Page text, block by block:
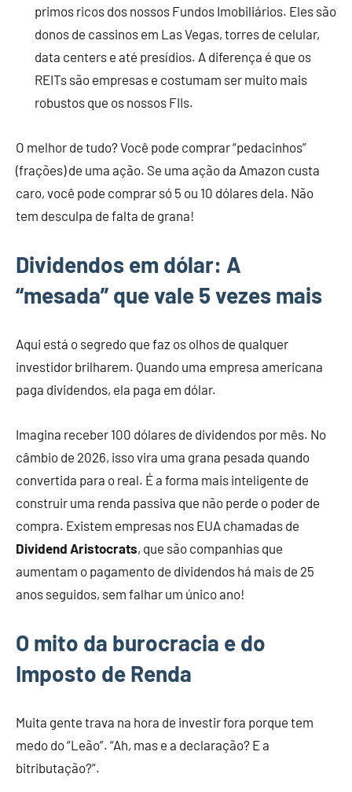
primos ricos dos nossos Fundos Imobiliários. Eles são
donos de cassinos em Las Vegas, torres de celular,
data centers e até presídios. A diferença é que os
REITs são empresas e costumam ser muito mais
robustos que os nossos FIIs.
O melhor de tudo? Você pode comprar “pedacinhos”
(frações) de uma ação. Se uma ação da Amazon custa
caro, você pode comprar só 5 ou 10 dólares dela. Não
tem desculpa de falta de grana!
Dividendos em dólar: A
“mesada” que vale 5 vezes mais
Aqui está o segredo que faz os olhos de qualquer
investidor brilharem. Quando uma empresa americana
paga dividendos, ela paga em dólar.
Imagina receber 100 dólares de dividendos por mês. No
câmbio de 2026, isso vira uma grana pesada quando
convertida para o real. É a forma mais inteligente de
construir uma renda passiva que não perde o poder de
compra. Existem empresas nos EUA chamadas de
Dividend Aristocrats, que são companhias que
aumentam o pagamento de dividendos há mais de 25
anos seguidos, sem falhar um único ano!
O mito da burocracia e do
Imposto de Renda
Muita gente trava na hora de investir fora porque tem
medo do “Leão”. “Ah, mas e a declaração? E a
bitributação?”.